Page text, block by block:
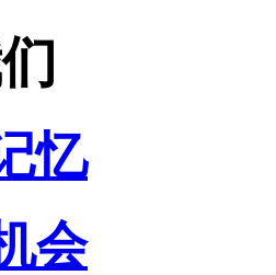
忆
会